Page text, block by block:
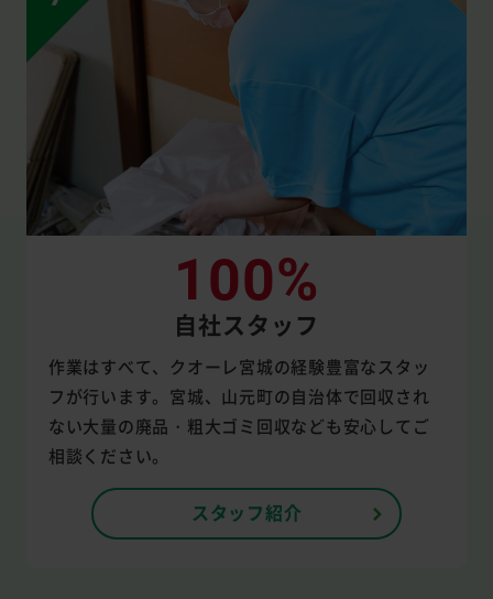
100%
自社スタッフ
作業はすべて、クオーレ宮城の経験豊富なスタッ
フが行います。宮城、山元町の自治体で回収され
ない大量の廃品・粗大ゴミ回収なども安心してご
相談ください。
スタッフ紹介